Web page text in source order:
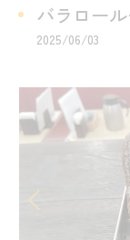
バラロー
2025/06/03